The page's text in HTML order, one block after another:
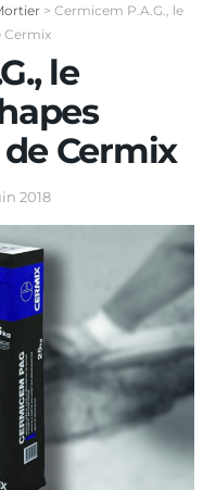
> Cermicem P.A.G., le
Cermix
le
Cermix
2018